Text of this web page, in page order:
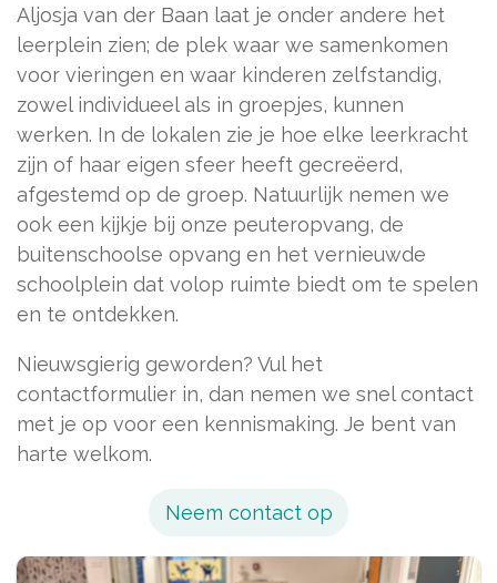
Aljosja van der Baan laat je onder andere het
leerplein zien; de plek waar we samenkomen
voor vieringen en waar kinderen zelfstandig,
zowel individueel als in groepjes, kunnen
werken. In de lokalen zie je hoe elke leerkracht
zijn of haar eigen sfeer heeft gecreëerd,
afgestemd op de groep. Natuurlijk nemen we
ook een kijkje bij onze peuteropvang, de
buitenschoolse opvang en het vernieuwde
schoolplein dat volop ruimte biedt om te spelen
en te ontdekken.
Nieuwsgierig geworden? Vul het
contactformulier in, dan nemen we snel contact
met je op voor een kennismaking. Je bent van
harte welkom.
Neem contact op